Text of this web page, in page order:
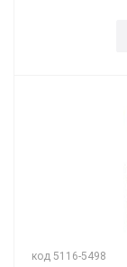
код 5116-5498